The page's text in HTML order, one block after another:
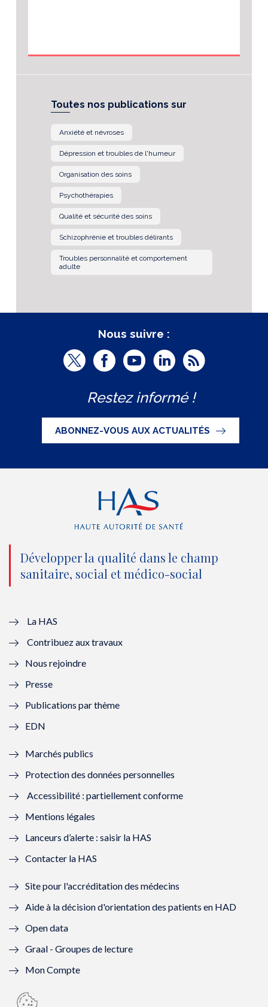
Toutes nos publications sur
Anxiété et névroses
Dépression et troubles de l'humeur
Organisation des soins
Psychothérapies
Qualité et sécurité des soins
Schizophrénie et troubles délirants
Troubles personnalité et comportement
adulte
Nous suivre :
T
i
t
t
e
n
o
u
l
l
f
n
ê
t
r
e
)
F
c
e
b
o
o
k
(
n
o
e
e
n
ê
r
)
Y
u
t
u
b
e
(
n
o
u
ê
t
e
L
n
k
e
d
(
n
o
ê
)
R
Restez informé !
ABONNEZ-VOUS AUX ACTUALITÉS
Développer la qualité dans le champ
sanitaire, social et médico-social
La HAS
Contribuez aux travaux
Nous rejoindre
Presse
Publications par thème
EDN
Marchés publics
Protection des données personnelles
Accessibilité : partiellement conforme
Mentions légales
Lanceurs d’alerte : saisir la HAS
Contacter la HAS
Site pour l'accréditation des médecins
Aide à la décision d'orientation des patients en HAD
Open data
Graal - Groupes de lecture
Mon Compte